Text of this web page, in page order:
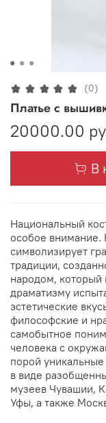
(0)
Платье с
20000.00
В
Национальный
особое
символизирует
традиции,
народом,
драматизму
эстетические
философские и
самобытное
человека с
порой
в виде
музеев Чувашии,
Уфы, а также